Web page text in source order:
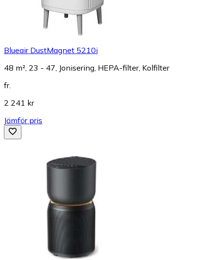
Blueair DustMagnet 5210i
48 m², 23 - 47, Jonisering, HEPA-filter, Kolfilter
fr.
2 241 kr
Jämför pris